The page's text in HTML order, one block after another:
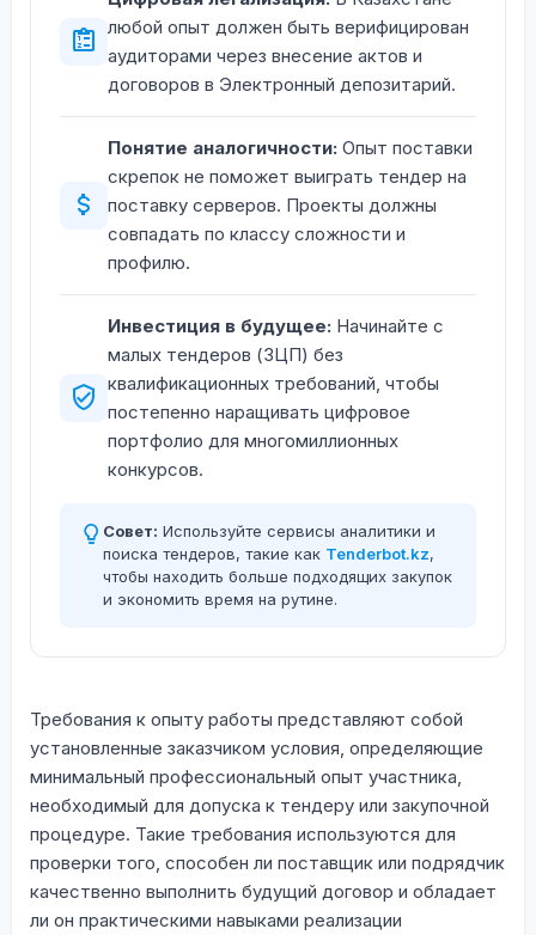
любой опыт должен быть верифицирован
аудиторами через внесение актов и
договоров в Электронный депозитарий.
Понятие аналогичности: Опыт поставки
скрепок не поможет выиграть тендер на
поставку серверов. Проекты должны
совпадать по классу сложности и
профилю.
Инвестиция в будущее: Начинайте с
малых тендеров (ЗЦП) без
квалификационных требований, чтобы
постепенно наращивать цифровое
портфолио для многомиллионных
конкурсов.
Совет: Используйте сервисы аналитики и
поиска тендеров, такие как Tenderbot.kz,
чтобы находить больше подходящих закупок
и экономить время на рутине.
Требования к опыту работы представляют собой
установленные заказчиком условия, определяющие
минимальный профессиональный опыт участника,
необходимый для допуска к тендеру или закупочной
процедуре. Такие требования используются для
проверки того, способен ли поставщик или подрядчик
качественно выполнить будущий договор и обладает
ли он практическими навыками реализации